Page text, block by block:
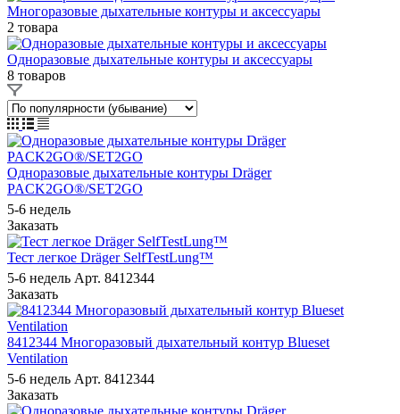
Многоразовые дыхательные контуры и аксессуары
2 товара
Одноразовые дыхательные контуры и аксессуары
8 товаров
Одноразовые дыхательные контуры Dräger
PACK2GO®/SET2GO
5-6 недель
Заказать
Тест легкое Dräger SelfTestLung™
5-6 недель Арт. 8412344
Заказать
8412344 Многоразовый дыхательный контур Blueset
Ventilation
5-6 недель Арт. 8412344
Заказать